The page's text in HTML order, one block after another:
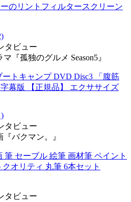
のリントフィルタースクリーン
タビュー
『孤独のグルメ Season5』
ートキャンプ DVD Disc3 「腹筋
幕版 【正規品】 エクササイズ
タビュー
バクマン。』
筆 セーブル 絵筆 画材筆 ペイント
オリティ 丸筆 6本セット
タビュー